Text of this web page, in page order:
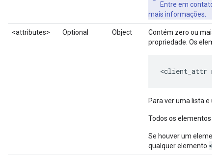
Entre em contato
mais informações.
<attributes> Optional Object
Contém zero ou mais
propriedade. Os
<client_attr
Para ver uma lista e
Todos os elementos
Se houver um
qualquer elemento